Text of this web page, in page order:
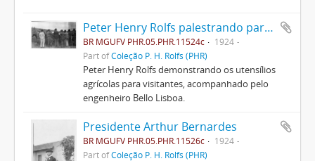
Peter Henry Rolfs palestrando para visitantes
BR MGUFV PHR.05.PHR.11524c
1924
Part ofColeção P. H. Rolfs (PHR)
Peter Henry Rolfs demonstrando os utensílios
agrícolas para visitantes, acompanhado pelo
engenheiro Bello Lisboa.
Presidente Arthur Bernardes
BR MGUFV PHR.05.PHR.11526c
1924
Part ofColeção P. H. Rolfs (PHR)